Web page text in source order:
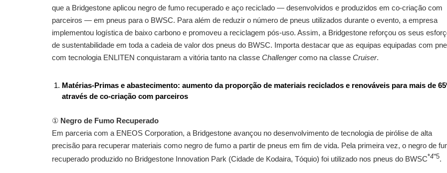
que a Bridgestone aplicou negro de fumo recuperado e aço reciclado — desenvolvidos e produzidos em co-criação com
parceiros — em pneus para o BWSC. Para além de reduzir o número de pneus utilizados durante o evento, a empresa
implementou logística de baixo carbono e promoveu a reciclagem pós-uso. Assim, a Bridgestone reforçou os seus
de sustentabilidade em toda a cadeia de valor dos pneus do BWSC. Importa destacar que as equipas equipadas com
com tecnologia ENLITEN conquistaram a vitória tanto na classe Challengercomo na classe Cruiser.
Matérias-Primas e abastecimento: aumento da proporção de materiais reciclados e renováveis para mais de
através de co-criação com parceiros
① Negro de Fumo Recuperado
Em parceria com a ENEOS Corporation, a Bridgestone avançou no desenvolvimento de tecnologia de pirólise de alta
precisão para recuperar materiais como negro de fumo a partir de pneus em fim de vida. Pela primeira vez, o negro de
recuperado produzido no Bridgestone Innovation Park (Cidade de Kodaira, Tóquio) foi utilizado nos pneus do BWSC*4*5.